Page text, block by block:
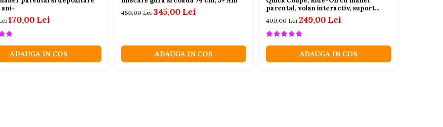
170,00 Lei
ADAUGA IN COS
450,00 Lei345,00 Lei
ADAUGA IN COS
parental, volan interactiv, suport
picioare, compartiment depozitare,
roz, 18 luni - 6 ani
400,00 Lei249,00 Lei
ADAUGA IN COS